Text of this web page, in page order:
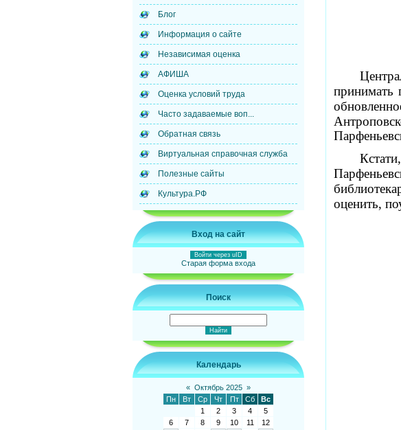
Блог
Информация о сайте
Независимая оценка
АФИША
Оценка условий труда
Часто задаваемые воп...
Обратная связь
Виртуальная справочная служба
Полезные сайты
Культура.РФ
Вход на сайт
Войти через uID
Старая форма входа
Поиск
Календарь
« Октябрь 2025 »
Пн
Вт Ср Чт Пт Сб
Вс
1
2 3 4
5
6
7 8 9 10 11
12
принимать
оценить,